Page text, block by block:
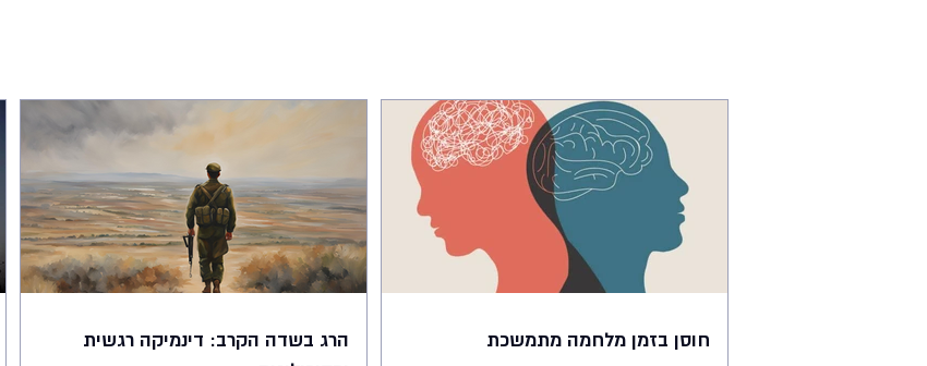
חוסן בזמן מלחמה מתמשכת
הרג בשדה הקרב: דינמיקה רגשית